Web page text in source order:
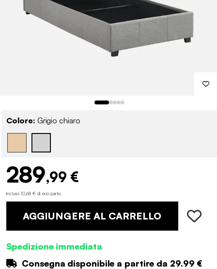
Colore: Grigio chiaro
289,99 €
incluso 10,68 € di eco-parte.
AGGIUNGERE AL CARRELLO
Spedizione immediata
Consegna disponibile a partire da 29.99 €